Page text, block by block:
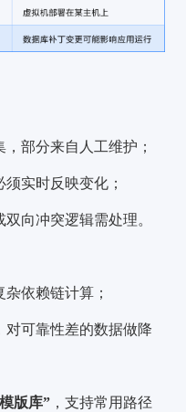
部分来自人工维护；
实时反映变化；
向冲突逻辑需处理。
杂依赖链计算；
对可靠性差的数据做降
版库” ，支持常用路径